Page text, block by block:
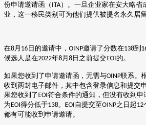
份申请邀请函 （ ITA）
。一旦企业家在安大略省
业，这一移民类别可为他们提供被提名永久居
在8 月 16 日的邀请中， OINP邀请了分数在138到
候选人是在2022年8 月 8 日之前提交EOI 的。
如果您收到了申请邀请函，无需与OINP联系。
收到两封电子邮件，其中包含登录信息和提交
果您收到了 EOI 符合条件的通知，但没有收到申
为 EOI 得分低于138。 EOI 自提交至OINP之日起12
都有可能收到申请邀请。